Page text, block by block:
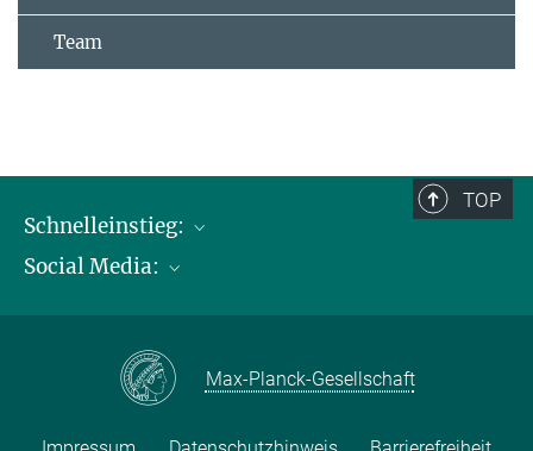
Team
TOP
Schnelleinstieg:
Publikationen
Kontakt und Anfahrtsbeschreibung
Social Media:
Max-Planck-Gesellschaft